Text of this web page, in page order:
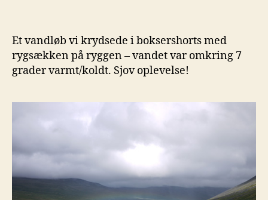
Et vandløb vi krydsede i boksershorts med
rygsækken på ryggen – vandet var omkring 7
grader varmt/koldt. Sjov oplevelse!